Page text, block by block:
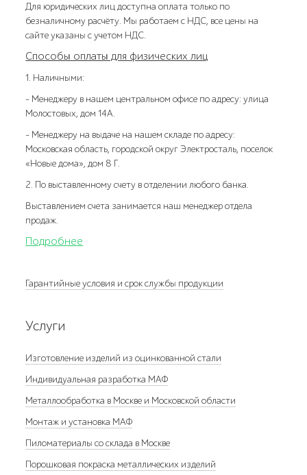
Для юридических лиц доступна оплата только по
безналичному расчёту. Мы работаем с НДС, все цены на
сайте указаны с учетом НДС.
Способы оплаты для физических лиц
1. Наличными:
- Менеджеру в нашем центральном офисе по адресу: улица
Молостовых, дом 14А.
- Менеджеру на выдаче на нашем складе по адресу:
Московская область, городской округ Электросталь, поселок
«Новые дома», дом 8 Г.
2. По выставленному счету в отделении любого банка.
Выставлением счета занимается наш менеджер отдела
продаж.
Подробнее
Гарантийные условия и срок службы продукции
Услуги
Изготовление изделий из оцинкованной стали
Индивидуальная разработка МАФ
Металлообработка в Москве и Московской области
Монтаж и установка МАФ
Пиломатериалы со склада в Москве
Порошковая покраска металлических изделий